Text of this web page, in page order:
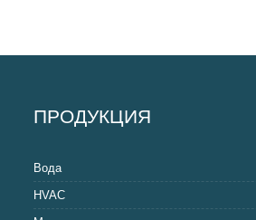
ПРОДУКЦИЯ
Вода
HVAC